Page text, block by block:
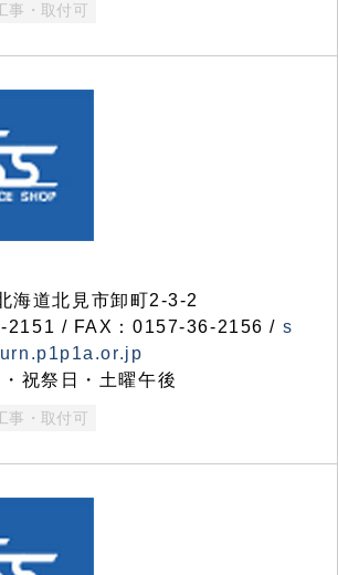
事・取付可
道北見市卸町2-3-2
2151 / FAX：0157-36-2156 / s
祝祭日・土曜午後
事・取付可